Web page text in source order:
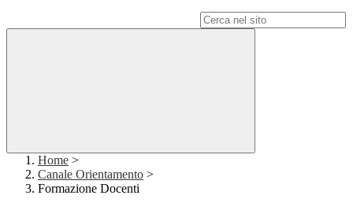
Home >
Canale Orientamento >
Formazione Docenti